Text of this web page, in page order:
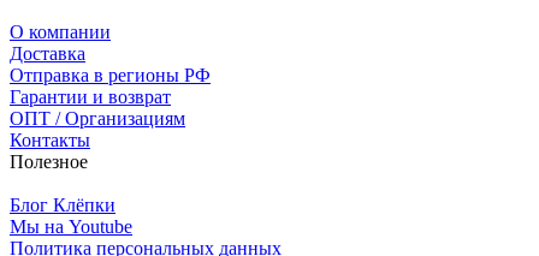
О компании
Доставка
Отправка в регионы РФ
Гарантии и возврат
ОПТ / Организациям
Контакты
Полезное
Блог Клёпки
Мы на Youtube
Политика персональных данных